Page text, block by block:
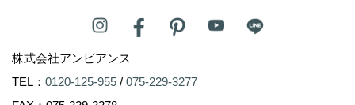
株式会社アンビアンス
TEL： 0120-125-955 / 075-229-3277